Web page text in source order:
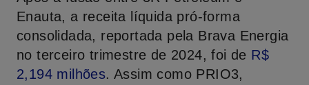
Enauta, a receita líquida pró-forma
consolidada, reportada pela Brava Energia
no terceiro trimestre de 2024, foi de R$
2,194 milhões. Assim como PRIO3,